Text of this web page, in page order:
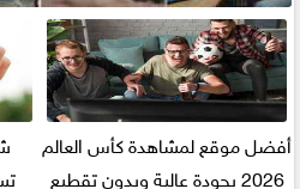
أفضل موقع لمشاهدة كأس العالم
2026 بجودة عالية وبدون تقطيع